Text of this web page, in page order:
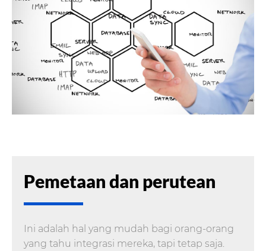
Pemetaan dan perutean
Ini adalah hal yang mudah bagi orang-orang
yang tahu integrasi mereka, tapi tetap saja.